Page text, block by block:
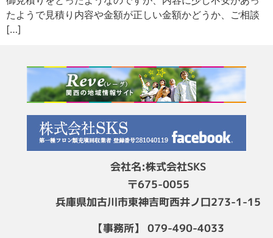
たようで見積り内容や金額が正しい金額かどうか、ご相談
[…]
会社名:株式会社SKS
〒675-0055
兵庫県加古川市東神吉町西井ノ口273-1-15
【事務所】 079-490-4033